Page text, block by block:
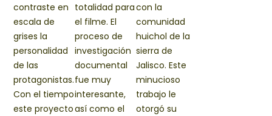
contraste en
escala de
grises la
personalidad
de las
protagonistas.
Con el tiempo
este proyecto
totalidad para
el filme. El
proceso de
investigación
documental
fue muy
interesante,
así como el
con la
comunidad
huichol de la
sierra de
Jalisco. Este
minucioso
trabajo le
otorgó su